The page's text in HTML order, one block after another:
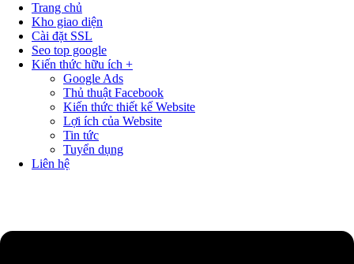
Trang chủ
Kho giao diện
Cài đặt SSL
Seo top google
Kiến thức hữu ích +
Google Ads
Thủ thuật Facebook
Kiến thức thiết kế Website
Lợi ích của Website
Tin tức
Tuyển dụng
Liên hệ